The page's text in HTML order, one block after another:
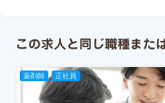
この求人と同じ職種また
薬剤師 正社員